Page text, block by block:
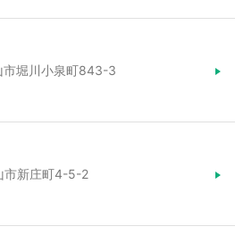
堀川小泉町843-3
市新庄町4-5-2